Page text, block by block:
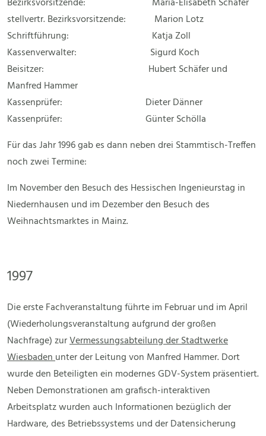
Bezirksvorsitzende: Maria-Elisabeth Schäfer
stellvertr. Bezirksvorsitzende: Marion Lotz
Schriftführung: Katja Zoll
Kassenverwalter: Sigurd Koch
Beisitzer: Hubert Schäfer und
Manfred Hammer
Kassenprüfer: Dieter Dänner
Kassenprüfer: Günter Schölla
Für das Jahr 1996 gab es dann neben drei Stammtisch-Treffen
noch zwei Termine:
Im November den Besuch des Hessischen Ingenieurstag in
Niedernhausen und im Dezember den Besuch des
Weihnachtsmarktes in Mainz.
1997
Die erste Fachveranstaltung führte im Februar und im April
(Wiederholungsveranstaltung aufgrund der großen
Nachfrage) zurVermessungsabteilung der Stadtwerke
Wiesbadenunter der Leitung von Manfred Hammer. Dort
wurde den Beteiligten ein modernes GDV-System präsentiert.
Neben Demonstrationen am grafisch-interaktiven
Arbeitsplatz wurden auch Informationen bezüglich der
Hardware, des Betriebssystems und der Datensicherung